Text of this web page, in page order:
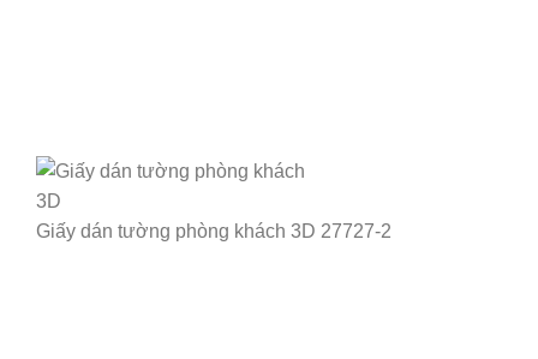
Giấy dán tường phòng khách 3D 27727-2